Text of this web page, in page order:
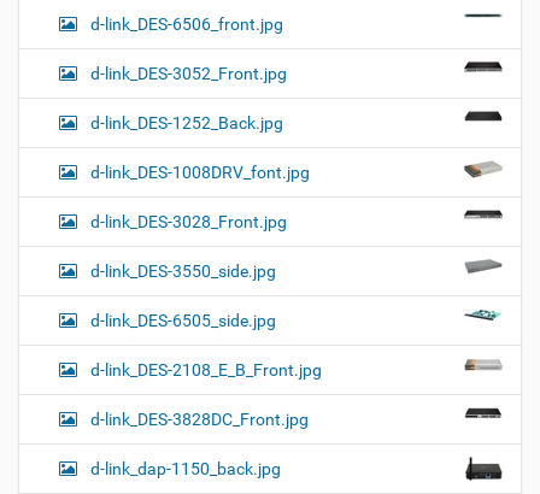
d-link_DES-6506_front.jpg
d-link_DES-3052_Front.jpg
d-link_DES-1252_Back.jpg
d-link_DES-1008DRV_font.jpg
d-link_DES-3028_Front.jpg
d-link_DES-3550_side.jpg
d-link_DES-6505_side.jpg
d-link_DES-2108_E_B_Front.jpg
d-link_DES-3828DC_Front.jpg
d-link_dap-1150_back.jpg